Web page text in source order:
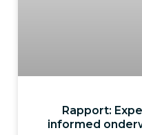
Rapport:
informed